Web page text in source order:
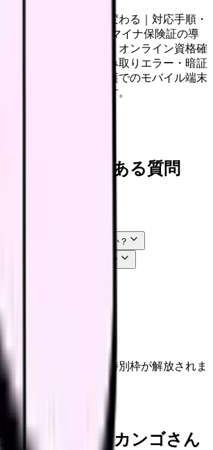
師の受付業務はこう変わる｜対応手順・
年最新スケジュール マイナ保険証の導
務はどう変わるのか。オンライン資格確
対応マニュアル、読み取りエラー・暗証
ブル対処法、訪問看護でのモバイル端末
える情報を網羅します。
む前後によくある質問
を確認できますか？
のものですか？
から確認すればよいですか？
はどうすればよいですか？
と解放
（未開放）
と、転職サポートの特別枠が解放されま
苦しいなら、カンゴさん